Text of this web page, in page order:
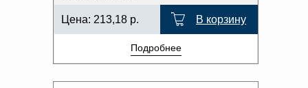
Цена: 213,18 р. В корзину
Подробнее